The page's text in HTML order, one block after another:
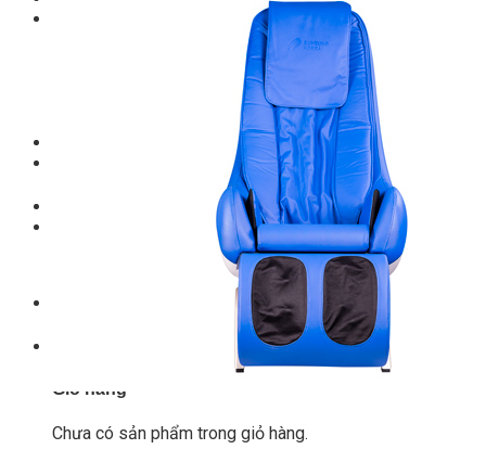
Hướng dẫn tập luyện
Chưa có sản phẩm trong giỏ hàng.
Giỏ hàng
Chưa có sản phẩm trong giỏ hàng.